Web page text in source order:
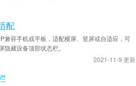
配
兼容手机或平板，适配横屏、竖屏或自适应，可
隐藏设备顶部状态栏。
2021-11-9 更新